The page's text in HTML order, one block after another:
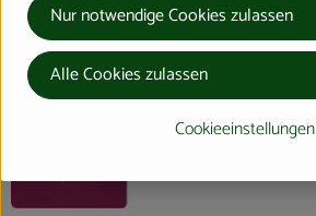
Hersteller: Riegel Bioweine
Deutschland
Cookieeinstellungen
Nur notwendige Cookies zulassen
Alle Cookies zulassen